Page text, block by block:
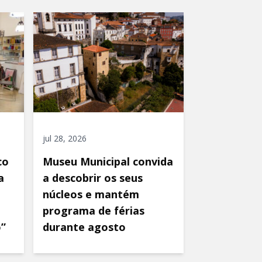
jul 28, 2026
Museu Municipal convida
a descobrir os seus
núcleos e mantém
programa de férias
durante agosto